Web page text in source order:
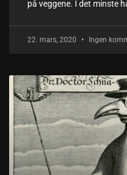
på veggene. I det minste
22. mars, 2020 Ingen